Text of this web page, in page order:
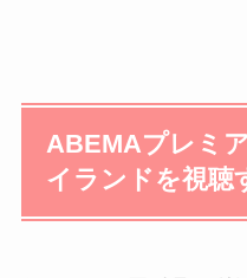
ABEMAプレミ
イランドを視聴